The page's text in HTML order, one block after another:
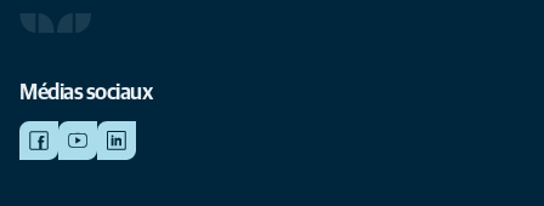
Médias sociaux